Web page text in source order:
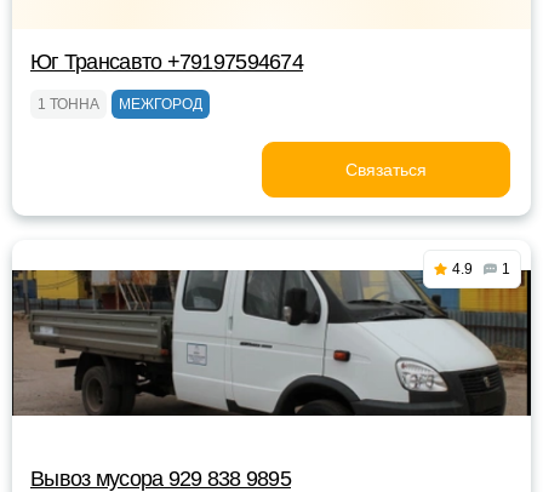
Юг Трансавто +79197594674
1 ТОННА МЕЖГОРОД
Связаться
4.9 1
Вывоз мусора 929 838 9895